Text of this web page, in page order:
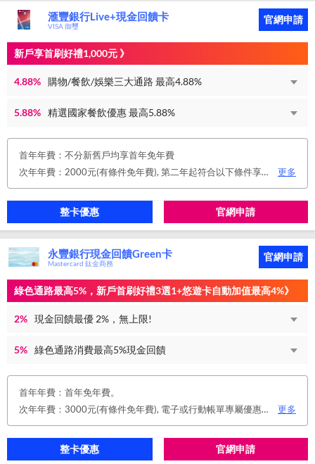
滙豐銀行Live+現金回饋卡
VISA 御璽
官網申請
新戶享首刷好禮1,000元 》
4.88% 購物/餐飲/娛樂三大通路 最高4.88%
5.88% 精選國家餐飲優惠 最高5.88%
首年年費：不分新舊戶均享首年免年費
次年年費：2000元(有條件免年費), 第二年起符合以下條件享年費優惠辦法 • 使用非紙本帳單(電子帳單或行動帳單)終身免年費 • 前一年消費滿 8 萬或 12 次享次年免年費
更多
整卡優惠 官網申請
永豐銀行現金回饋Green卡
Mastercard 鈦金商務
官網申請
綠色通路最高5%，新戶首刷好禮3選1+悠遊卡自動加值最高4%》
2% 現金回饋最優 2%，無上限!
5% 綠色通路消費最高5%現金回饋
首年年費：首年免年費。
次年年費：3000元(有條件免年費), 電子或行動帳單專屬優惠： 申請信用卡電子或行動對帳單且取消實體帳單，於電子/行動帳單申請期間，正、附卡皆享免年費之優惠。 年度消費減免辦法： 第2年起，以收取年費當年前12個月累計消費滿NT$150,000或不限金額消費12次，即免收次年年費。 年費：正卡NT$3,000、附卡NT$1,500，附卡6張(含)以內免年費。
更多
整卡優惠 官網申請